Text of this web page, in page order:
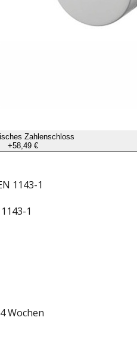
Zahlenschloss
+58,49 €
1143-1
1
Wochen